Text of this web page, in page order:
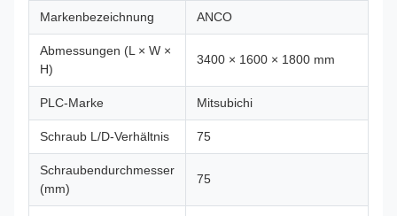
Markenbezeichnung ANCO
Abmessungen (L × W ×
H)
3400 × 1600 × 1800 mm
PLC-Marke Mitsubichi
Schraub L/D-Verhältnis 75
Schraubendurchmesser
(mm)
75